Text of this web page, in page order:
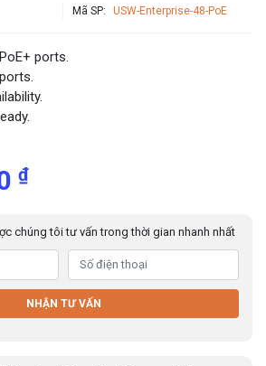
Mã SP: USW-Enterprise-48-PoE
ports.
₫
chúng tôi tư vấn trong thời gian nhanh nhất
NHẬN TƯ VẤN